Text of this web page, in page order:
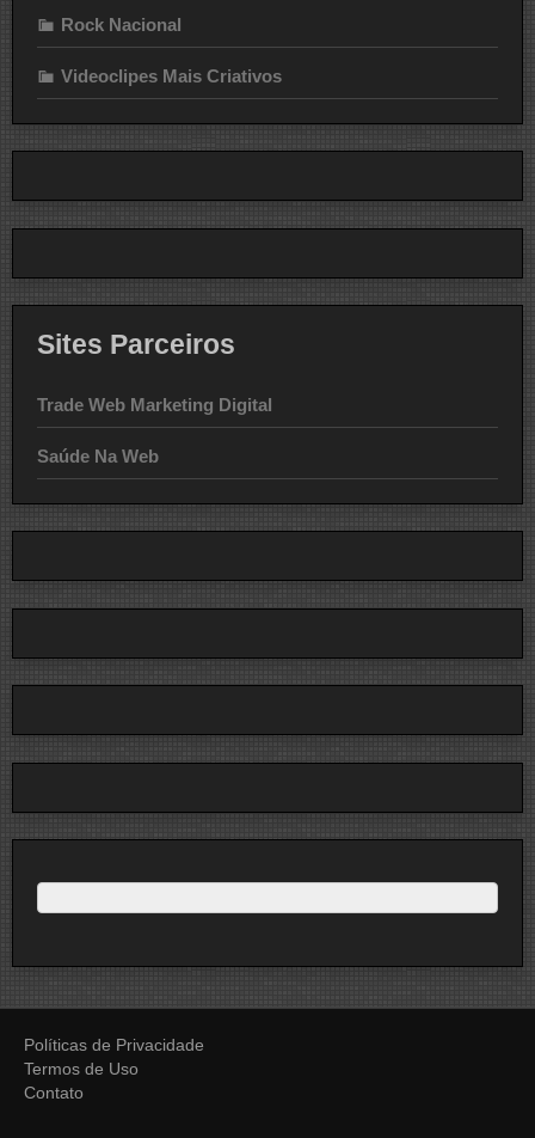
Rock Nacional
Videoclipes Mais Criativos
Sites Parceiros
Trade Web Marketing Digital
Saúde Na Web
Políticas de Privacidade
Termos de Uso
Contato